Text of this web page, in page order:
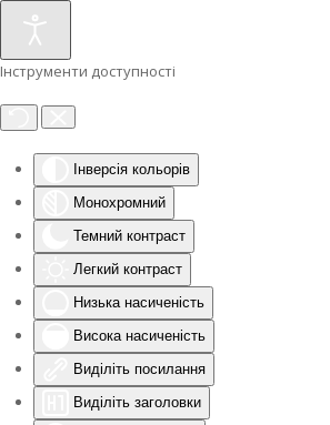
Інструменти доступності
Інверсія кольорів
Монохромний
Темний контраст
Легкий контраст
Низька насиченість
Висока насиченість
Виділіть посилання
Виділіть заголовки